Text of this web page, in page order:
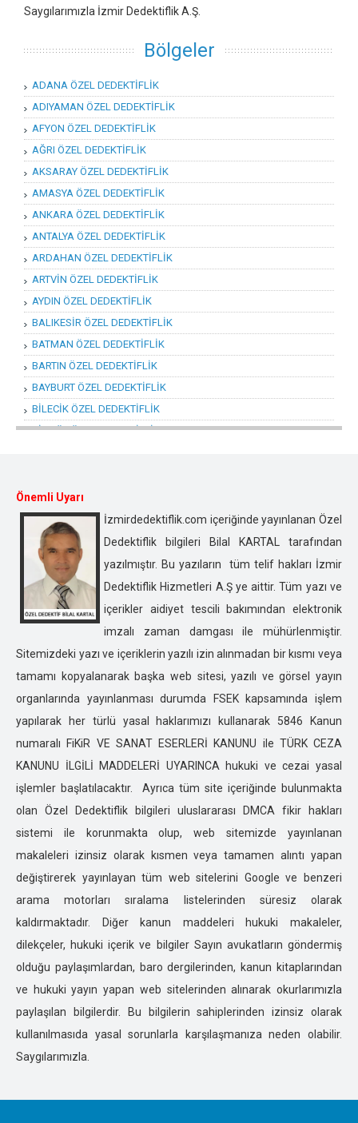
Saygılarımızla İzmir Dedektiflik A.Ş.
Bölgeler
ADANA ÖZEL DEDEKTİFLİK
ADIYAMAN ÖZEL DEDEKTİFLİK
AFYON ÖZEL DEDEKTİFLİK
AĞRI ÖZEL DEDEKTİFLİK
AKSARAY ÖZEL DEDEKTİFLİK
AMASYA ÖZEL DEDEKTİFLİK
ANKARA ÖZEL DEDEKTİFLİK
ANTALYA ÖZEL DEDEKTİFLİK
ARDAHAN ÖZEL DEDEKTİFLİK
ARTVİN ÖZEL DEDEKTİFLİK
AYDIN ÖZEL DEDEKTİFLİK
BALIKESİR ÖZEL DEDEKTİFLİK
BATMAN ÖZEL DEDEKTİFLİK
BARTIN ÖZEL DEDEKTİFLİK
BAYBURT ÖZEL DEDEKTİFLİK
BİLECİK ÖZEL DEDEKTİFLİK
BİNGÖL ÖZEL DEDEKTİFLİK
BURDUR ÖZEL DEDEKTİFLİK
BURSA ÖZEL DEDEKTİFLİK
ÇANAKKALE ÖZEL DEDEKTİFLİK
ÇANKIRI ÖZEL DEDEKTİFLİK
ÇORUM ÖZEL DEDEKTİFLİK
DENİZLİ ÖZEL DEDEKTİFLİK
DİYARBAKIR ÖZEL DEDEKTİFLİK
GİRESUN ÖZEL DEDEKTİFLİK
GÜMÜŞHANE ÖZEL DEDEKTİFLİK
HAKKARİ ÖZEL DEDEKTİFLİK
HATAY ÖZEL DEDEKTİFLİK
ISPARTA ÖZEL DEDEKTİFLİK
IĞDIR ÖZEL DEDEKTİFLİK
İSTANBUL ÖZEL DEDEKTİFLİK
İZMİR ÖZEL DEDEKTİFLİK
KARS ÖZEL DEDEKTİFLİK
KASTOMONU ÖZEL DEDEKTİFLİK
KARAMAN ÖZEL DEDEKTİFLİK
KARABÜK ÖZEL DEDEKTİFLİK
KAHRAMANMARAŞ ÖZEL DEDEKTİFLİK
KIRIKKALE ÖZEL DEDEKTİFLİK
Önemli Uyarı
İzmirdedektiflik.com içeriğinde yayınlanan Özel
Dedektiflik bilgileri Bilal KARTAL tarafından
yazılmıştır. Bu yazıların tüm telif hakları İzmir
Dedektiflik Hizmetleri A.Ş ye aittir. Tüm yazı ve
içerikler aidiyet tescili bakımından elektronik
imzalı zaman damgası ile mühürlenmiştir.
Sitemizdeki yazı ve içeriklerin yazılı izin alınmadan bir kısmı veya
tamamı kopyalanarak başka web sitesi, yazılı ve görsel yayın
organlarında yayınlanması durumda FSEK kapsamında işlem
yapılarak her türlü yasal haklarımızı kullanarak 5846 Kanun
numaralı FiKiR VE SANAT ESERLERİ KANUNU ile TÜRK CEZA
KANUNU İLGİLİ MADDELERİ UYARINCA hukuki ve cezai yasal
işlemler başlatılacaktır. Ayrıca tüm site içeriğinde bulunmakta
olan Özel Dedektiflik bilgileri uluslararası DMCA fikir hakları
sistemi ile korunmakta olup, web sitemizde yayınlanan
makaleleri izinsiz olarak kısmen veya tamamen alıntı yapan
değiştirerek yayınlayan tüm web sitelerini Google ve benzeri
arama motorları sıralama listelerinden süresiz olarak
kaldırmaktadır. Diğer kanun maddeleri hukuki makaleler,
dilekçeler, hukuki içerik ve bilgiler Sayın avukatların göndermiş
olduğu paylaşımlardan, baro dergilerinden, kanun kitaplarından
ve hukuki yayın yapan web sitelerinden alınarak okurlarımızla
paylaşılan bilgilerdir. Bu bilgilerin sahiplerinden izinsiz olarak
kullanılmasıda yasal sorunlarla karşılaşmanıza neden olabilir.
Saygılarımızla.